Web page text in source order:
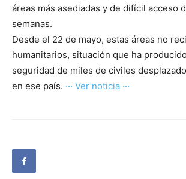
áreas más asediadas y de difícil acceso
semanas.
Desde el 22 de mayo, estas áreas no
humanitarios, situación que ha
seguridad de miles de civiles
en ese país. ··· Ver noticia ···